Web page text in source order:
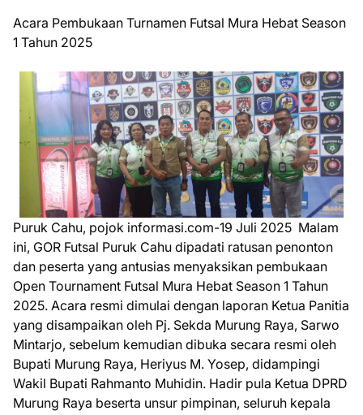
Acara Pembukaan Turnamen Futsal Mura Hebat Season
1 Tahun 2025
Puruk Cahu, pojok informasi.com-19 Juli 2025 Malam
ini, GOR Futsal Puruk Cahu dipadati ratusan penonton
dan peserta yang antusias menyaksikan pembukaan
Open Tournament Futsal Mura Hebat Season 1 Tahun
2025. Acara resmi dimulai dengan laporan Ketua Panitia
yang disampaikan oleh Pj. Sekda Murung Raya, Sarwo
Mintarjo, sebelum kemudian dibuka secara resmi oleh
Bupati Murung Raya, Heriyus M. Yosep, didampingi
Wakil Bupati Rahmanto Muhidin. Hadir pula Ketua DPRD
Murung Raya beserta unsur pimpinan, seluruh kepala